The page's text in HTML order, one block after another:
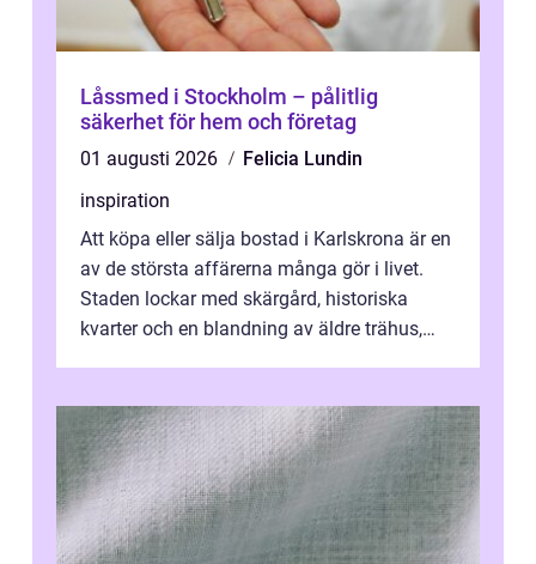
Låssmed i Stockholm – pålitlig
säkerhet för hem och företag
01 augusti 2026
Felicia Lundin
inspiration
Att köpa eller sälja bostad i Karlskrona är en
av de största affärerna många gör i livet.
Staden lockar med skärgård, historiska
kvarter och en blandning av äldre trähus,